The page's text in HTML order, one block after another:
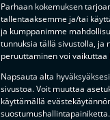
Parhaan kokemuksen
tallentaaksemme ja/tai
ja kumppanimme
tunnuksia tällä sivustolla, ja
peruuttaminen voi
Napsauta alta
sivustoa. Voit muuttaa
käyttämällä
suostumushallintapainiketta.